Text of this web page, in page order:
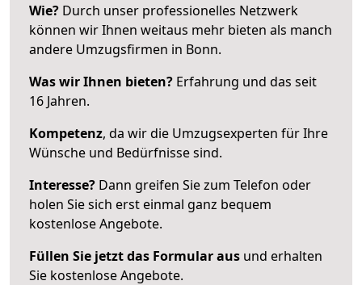
Wie? Durch unser professionelles Netzwerk
können wir Ihnen weitaus mehr bieten als manch
andere Umzugsfirmen in Bonn.
Was wir Ihnen bieten? Erfahrung und das seit
16 Jahren.
Kompetenz, da wir die Umzugsexperten für Ihre
Wünsche und Bedürfnisse sind.
Interesse? Dann greifen Sie zum Telefon oder
holen Sie sich erst einmal ganz bequem
kostenlose Angebote.
Füllen Sie jetzt das Formular aus und erhalten
Sie kostenlose Angebote.